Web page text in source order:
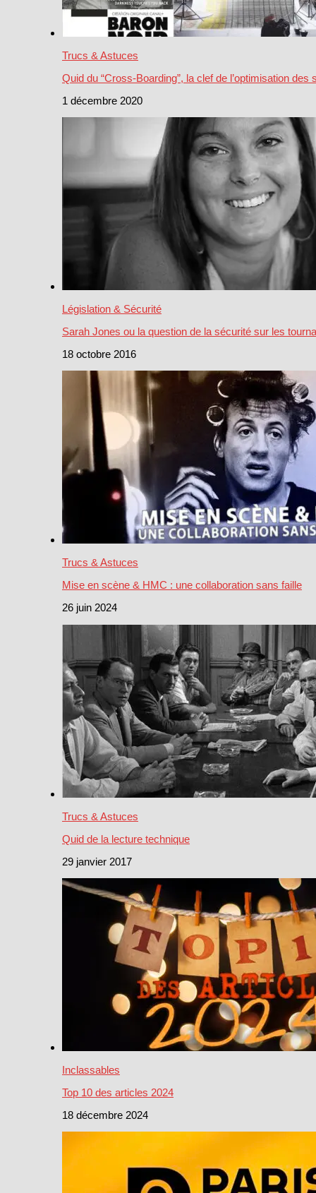
Trucs & Astuces
Quid du “Cross-Boarding”, la clef de l’optimisation des
1 décembre 2020
Législation & Sécurité
Sarah Jones ou la question de la sécurité sur les
18 octobre 2016
Trucs & Astuces
Mise en scène & HMC : une collaboration sans faille
26 juin 2024
Trucs & Astuces
Quid de la lecture technique
29 janvier 2017
Inclassables
Top 10 des articles 2024
18 décembre 2024